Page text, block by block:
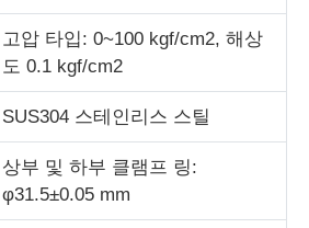
고압 타입: 0~100 kgf/cm2, 해상
도 0.1 kgf/cm2
SUS304 스테인리스 스틸
상부 및 하부 클램프 링:
φ31.5±0.05 mm